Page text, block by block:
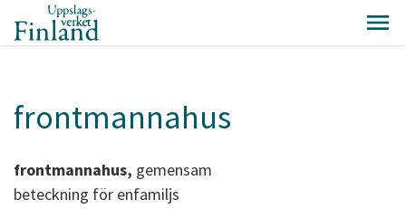
frontmannahus
frontmannahus, gemensam
beteckning för enfamiljs